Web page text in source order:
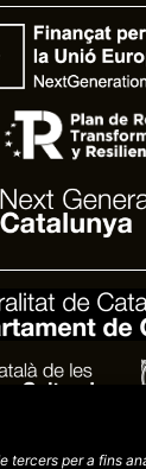
tercers per a fins